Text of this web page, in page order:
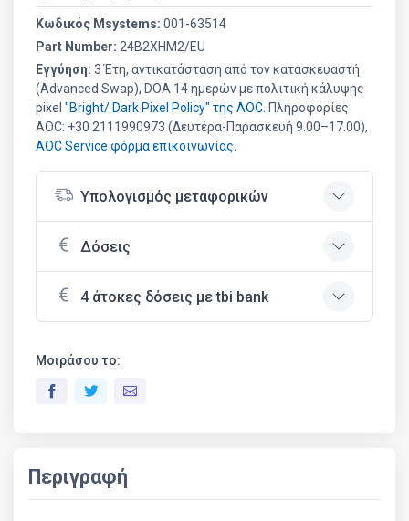
Κωδικός Msystems: 001-63514
Part Number: 24B2XHM2/EU
Εγγύηση: 3 Έτη, αντικατάσταση από τοv κατασκευαστή
(Advanced Swap), DOA 14 ημερών με πολιτική κάλυψης
pixel "Bright/ Dark Pixel Policy" της AOC. Πληροφορίες
AOC: +30 2111990973 (Δευτέρα-Παρασκευή 9.00–17.00),
AOC Service φόρμα επικοινωνίας.
Υπολογισμός μεταφορικών
Δόσεις
4 άτοκες δόσεις με tbi bank
Μοιράσου το:
Περιγραφή